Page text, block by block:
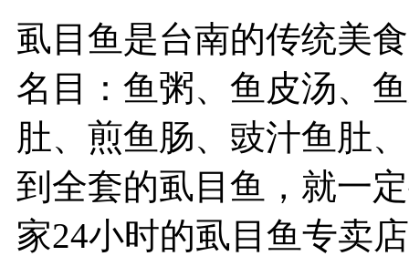
虱目鱼是台南的传统美
名目：鱼粥、鱼皮汤、
肚、煎鱼肠、豉汁鱼肚
到全套的虱目鱼，就一
家24小时的虱目鱼专卖